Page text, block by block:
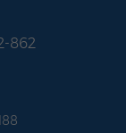
862